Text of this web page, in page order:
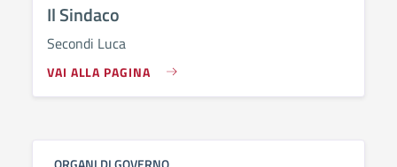
Il Sindaco
Secondi Luca
VAI ALLA PAGINA